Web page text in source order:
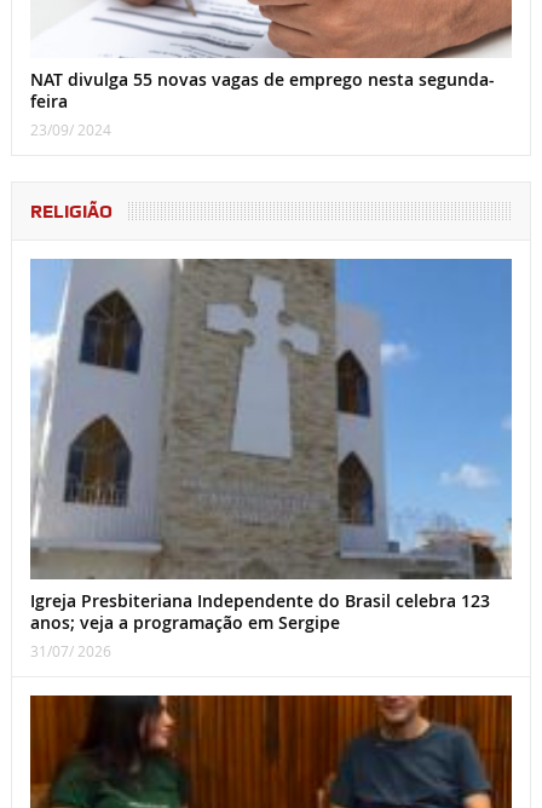
NAT divulga 55 novas vagas de emprego nesta segunda-
feira
23/09/ 2024
RELIGIÃO
Igreja Presbiteriana Independente do Brasil celebra 123
anos; veja a programação em Sergipe
31/07/ 2026